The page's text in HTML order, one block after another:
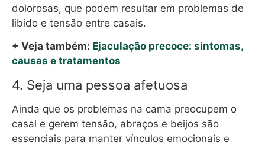
dolorosas, que podem resultar em problemas de
libido e tensão entre casais.
+ Veja também: Ejaculação precoce: sintomas,
causas e tratamentos
4. Seja uma pessoa afetuosa
Ainda que os problemas na cama preocupem o
casal e gerem tensão, abraços e beijos são
essenciais para manter vínculos emocionais e